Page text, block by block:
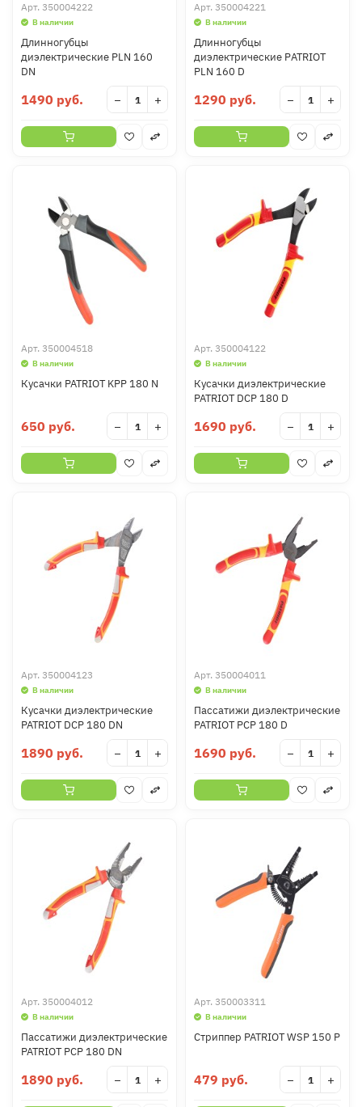
Арт. 350004222
В наличии
Длинногубцы
диэлектрические PLN 160
DN
1490 руб. − +
Арт. 350004221
В наличии
Длинногубцы
диэлектрические РATRIOT
PLN 160 D
1290 руб. − +
Арт. 350004518
В наличии
Кусачки PATRIOT KPP 180 N
650 руб. − +
Арт. 350004122
В наличии
Кусачки диэлектрические
PATRIOT DCP 180 D
1690 руб. − +
Арт. 350004123
В наличии
Кусачки диэлектрические
PATRIOT DCP 180 DN
1890 руб. − +
Арт. 350004011
В наличии
Пассатижи диэлектрические
PATRIOT PCP 180 D
1690 руб. − +
Арт. 350004012
В наличии
Пассатижи диэлектрические
PATRIOT PCP 180 DN
1890 руб. − +
Арт. 350003311
В наличии
Стриппер PATRIOT WSP 150 P
479 руб. − +